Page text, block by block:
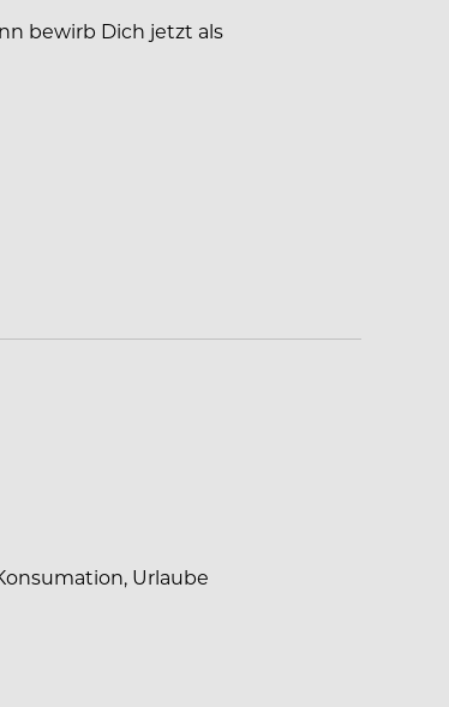
bewirb Dich jetzt als
Urlaube